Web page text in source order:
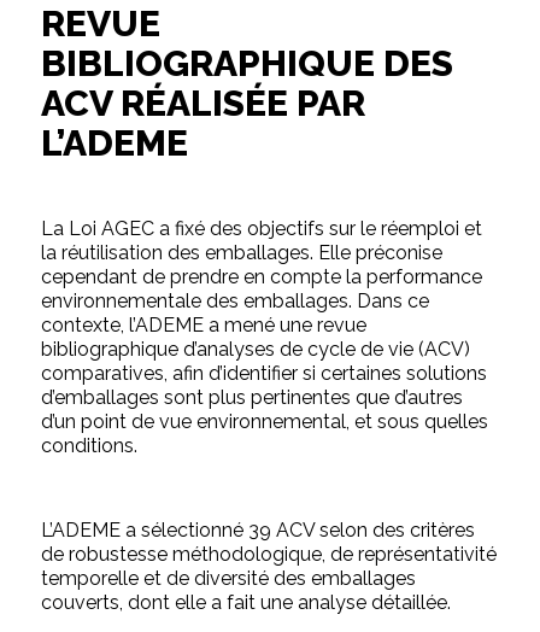
REVUE
BIBLIOGRAPHIQUE DES
ACV RÉALISÉE PAR
L’ADEME
La Loi AGEC a fixé des objectifs sur le réemploi et
la réutilisation des emballages. Elle préconise
cependant de prendre en compte la performance
environnementale des emballages. Dans ce
contexte, l’ADEME a mené une revue
bibliographique d’analyses de cycle de vie (ACV)
comparatives, afin d’identifier si certaines solutions
d’emballages sont plus pertinentes que d’autres
d’un point de vue environnemental, et sous quelles
conditions.
L’ADEME a sélectionné 39 ACV selon des critères
de robustesse méthodologique, de représentativité
temporelle et de diversité des emballages
couverts, dont elle a fait une analyse détaillée.